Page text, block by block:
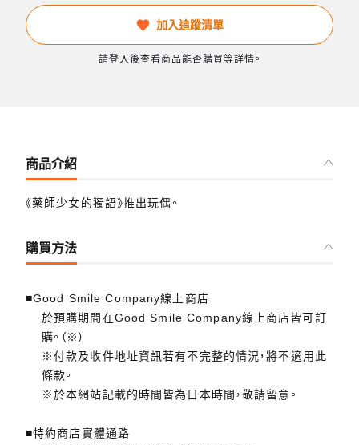
加入追蹤清單
請登入後查看商品能否購買等詳情。
商品介紹
《藥師少女的獨語》推出玩偶。
購買方法
■Good Smile Company線上商店
於預購期間在Good Smile Company線上商店皆可訂
購。（※）
※付款及收件地址資訊若有不完整的情況，將不適用此
條款。
※於本網站記載的時間皆為日本時間，敬請留意。
■特約商店實體通路